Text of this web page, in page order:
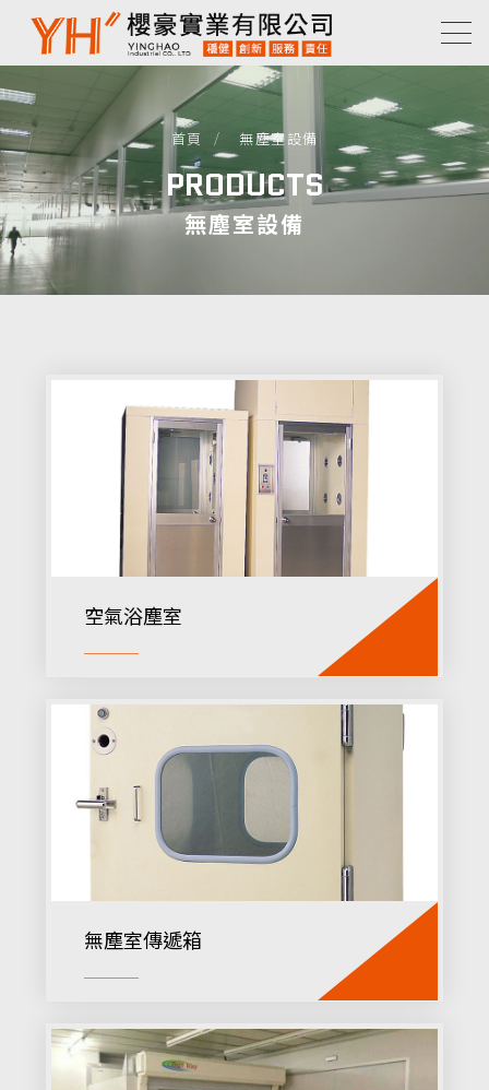
首頁 無塵室設備
無塵室設備
PRODUCTS
空氣浴塵室
無塵室傳遞箱